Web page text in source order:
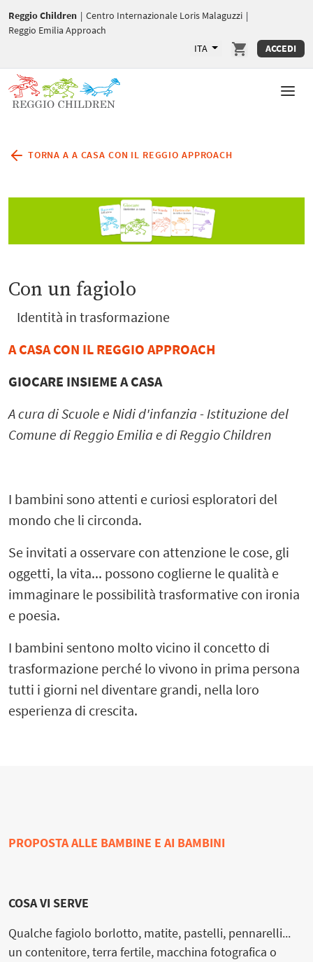
Reggio Children | Centro Internazionale Loris Malaguzzi |
Reggio Emilia Approach
ITA
ACCEDI
TORNA A A CASA CON IL REGGIO APPROACH
Con un fagiolo
Identità in trasformazione
A CASA CON IL REGGIO APPROACH
GIOCARE INSIEME A CASA
A cura di Scuole e Nidi d'infanzia - Istituzione del
Comune di Reggio Emilia e di Reggio Children
I bambini sono attenti e curiosi esploratori del
mondo che li circonda.
Se invitati a osservare con attenzione le cose, gli
oggetti, la vita... possono coglierne le qualità e
immaginare le possibilità trasformative con ironia
e poesia.
I bambini sentono molto vicino il concetto di
trasformazione perché lo vivono in prima persona
tutti i giorni nel diventare grandi, nella loro
esperienza di crescita.
PROPOSTA ALLE BAMBINE E AI BAMBINI
COSA VI SERVE
Qualche fagiolo borlotto, matite, pastelli, pennarelli...
un contenitore, terra fertile, macchina fotografica o